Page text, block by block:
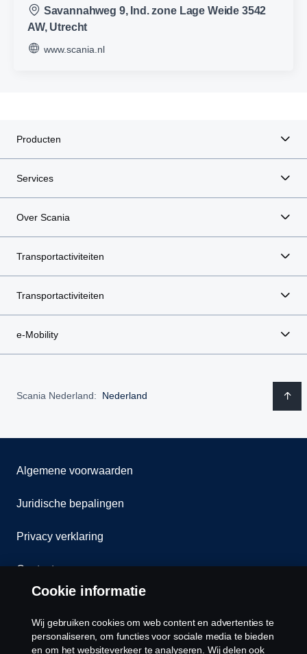
Savannahweg 9, Ind. zone Lage Weide 3542
AW, Utrecht
www.scania.nl
Producten
Services
Over Scania
Transportactiviteiten
Transportactiviteiten
e-Mobility
Scania Nederland: Nederland
Algemene voorwaarden
Juridische bepalingen
Privacy verklaring
Contact
Cookiebeleid
Cookie informatie
Wij gebruiken cookies om web content en advertenties te
personaliseren, om functies voor sociale media te bieden
en om het websiteverkeer te analyseren. Wij delen ook